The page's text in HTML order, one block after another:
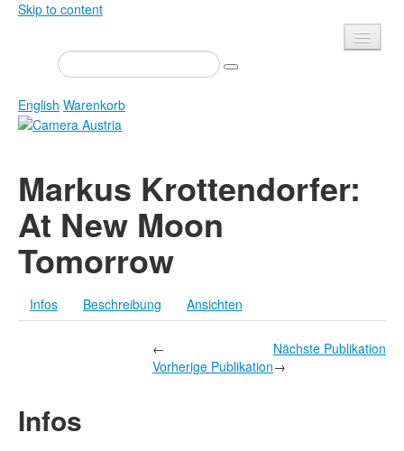
Skip to content
Presse
Veranstaltungen
Newsletter
Über uns
Ausschreibungen
Shop
Mediadaten
English Warenkorb
Zeitschrift
Ausstellungen
Bücher
Bibliothek
Camera Austria Preis
Fotoarchiv Pierre Bourdieu
Markus Krottendorfer:
At New Moon
Tomorrow
Infos Beschreibung Ansichten
←
Vorherige Publikation
Nächste Publikation
→
Infos